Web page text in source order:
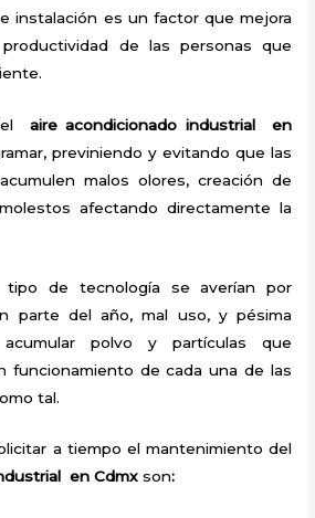
instalación es un factor que mejora
de las personas que
aire acondicionado industrial en
previniendo y evitando que las
malos olores, creación de
afectando directamente la
tipo de tecnología se averían por
parte del año, mal uso, y pésima
acumular polvo y partículas que
funcionamiento de cada una de las
tal.
a tiempo el mantenimiento del
en Cdmxson: